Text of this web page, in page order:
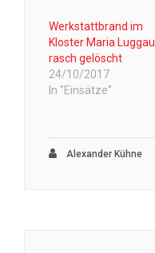
Werkstattbrand im
Kloster Maria Luggau
rasch gelöscht
24/10/2017
In "Einsätze"
Alexander Kühne